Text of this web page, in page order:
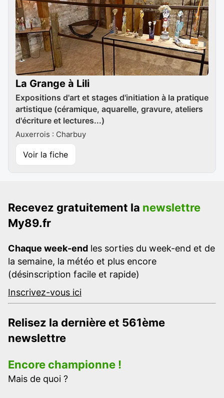
La Grange à Lili
Expositions d'art et stages d'initiation à la pratique
artistique (céramique, aquarelle, gravure, ateliers
d'écriture et lectures...)
Auxerrois : Charbuy
Voir la fiche
Recevez gratuitement la newslettre
My89.fr
Chaque week-end les sorties du week-end et de
la semaine, la météo et plus encore
(désinscription facile et rapide)
Inscrivez-vous ici
Relisez la dernière et 561ème
newslettre
Encore championne !
Mais de quoi ?